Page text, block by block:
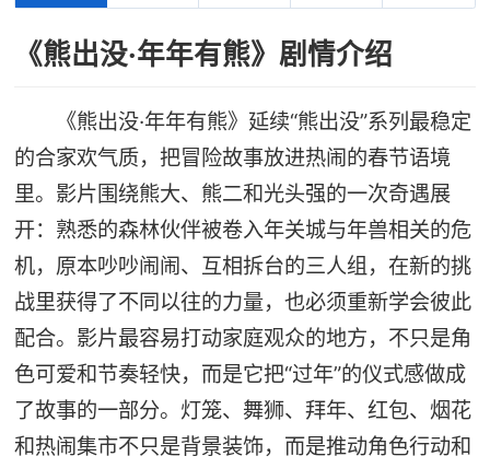
《熊出没·年年有熊》剧情介绍
《熊出没·年年有熊》延续“熊出没”系列最稳定
的合家欢气质，把冒险故事放进热闹的春节语境
里。影片围绕熊大、熊二和光头强的一次奇遇展
开：熟悉的森林伙伴被卷入年关城与年兽相关的危
机，原本吵吵闹闹、互相拆台的三人组，在新的挑
战里获得了不同以往的力量，也必须重新学会彼此
配合。影片最容易打动家庭观众的地方，不只是角
色可爱和节奏轻快，而是它把“过年”的仪式感做成
了故事的一部分。灯笼、舞狮、拜年、红包、烟花
和热闹集市不只是背景装饰，而是推动角色行动和